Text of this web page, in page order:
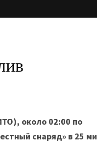
около 02:00 по
снаряд» в 25